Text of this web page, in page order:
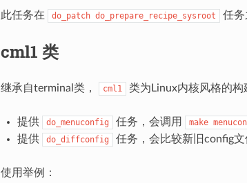
此任务在 do_patch do_prepare_recipe_sysroot 任务
cml1 类
继承自terminal类， cml1 类为Linux内核风格的构
提供 do_menuconfig 任务，会调用 make
提供
do_diffconfig 任务，会比较新旧config文
使用举例：